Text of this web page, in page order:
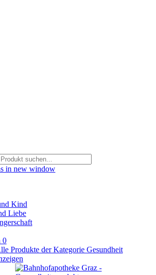
in new window
Kind
Liebe
0
Produkte der Kategorie Gesundheit